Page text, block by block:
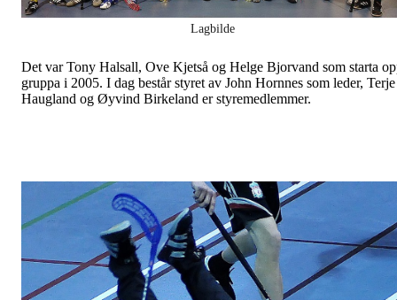
Lagbilde
Det var Tony Halsall, Ove Kjetså og Helge Bjorvand som starta
gruppa i 2005. I dag består styret av John Hornnes som leder, Terje
Haugland og Øyvind Birkeland er styremedlemmer.